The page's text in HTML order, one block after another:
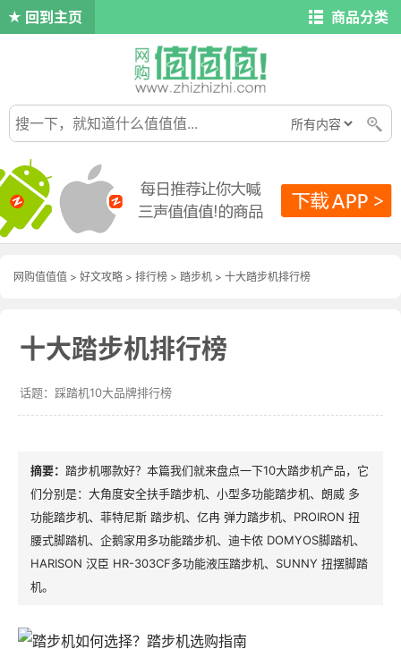
回到主页 商品分类
网购值值值 > 好文攻略 > 排行榜 > 踏步机 > 十大踏步机排行榜
十大踏步机排行榜
踩踏机10大品牌排行榜
踏步机哪款好？本篇我们就来盘点一下10大踏步机产品，它
们分别是：大角度安全扶手踏步机、小型多功能踏步机、朗威 多
功能踏步机、菲特尼斯 踏步机、亿冉 弹力踏步机、PROIRON 扭
腰式脚踏机、企鹅家用多功能踏步机、迪卡侬 DOMYOS脚踏机、
HARISON 汉臣 HR-303CF多功能液压踏步机、SUNNY 扭摆脚踏
机。